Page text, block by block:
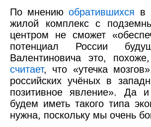
По мнениюобратившихся в
жилой комплекс с
центром не сможет
потенциал России
Валентиновича это,
считает, что «утечка
российских учёных в
позитивное явление». Да и
будем иметь такого типа
нужна, поскольку мы очень